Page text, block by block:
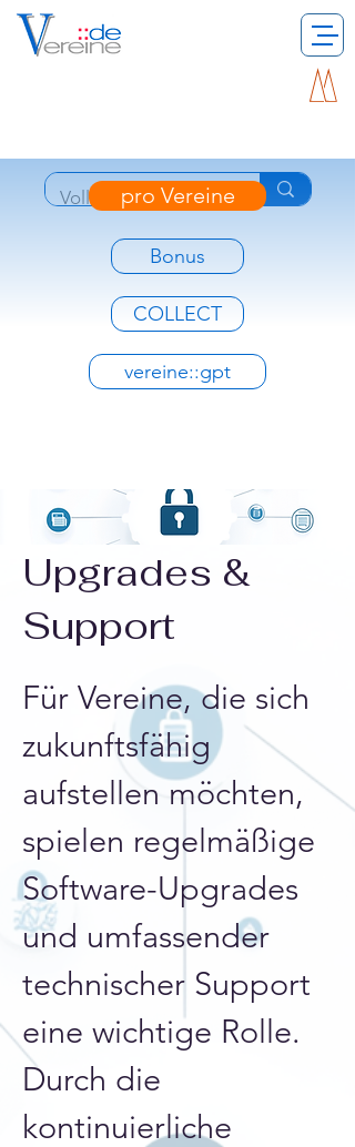
pro Vereine
Bonus
COLLECT
vereine::gpt
Upgrades &
Support
Für Vereine, die sich
zukunftsfähig
aufstellen möchten,
spielen regelmäßige
Software-Upgrades
und umfassender
technischer Support
eine wichtige Rolle.
Durch die
kontinuierliche